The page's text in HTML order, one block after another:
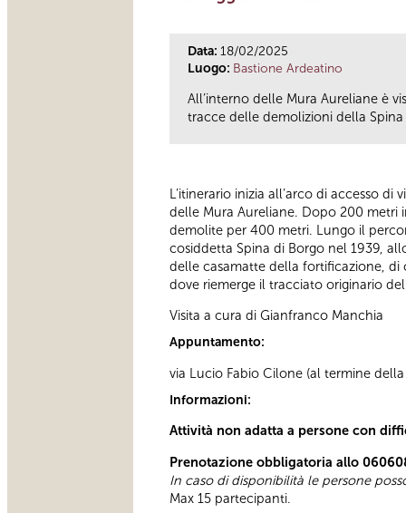
Data: 18/02/2025
Luogo: Bastione Ardeatino
All’interno delle Mura Aureliane è
tracce delle demolizioni della
L’itinerario inizia all’arco di accesso
delle Mura Aureliane. Dopo 200 metri
demolite per 400 metri. Lungo il
cosiddetta Spina di Borgo nel 1939,
delle casamatte della fortificazione, di
dove riemerge il tracciato originario
Visita a cura di Gianfranco Manchia
Appuntamento:
via Lucio Fabio Cilone (al termine della
Informazioni:
Attività non adatta a persone con
Prenotazione obbligatoria allo
In caso di disponibilità le persone
Max 15 partecipanti.